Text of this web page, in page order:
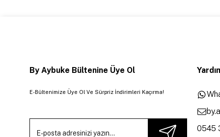
By Aybuke Bültenine Üye Ol
E-Bültenimize Üye Ol Ve Sürpriz İndirimleri Kaçırma!
0545